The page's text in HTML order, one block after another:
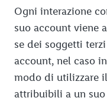
Ogni interazione
suo account viene
se dei soggetti
account, nel caso
modo di utilizzare
attribuibili a un